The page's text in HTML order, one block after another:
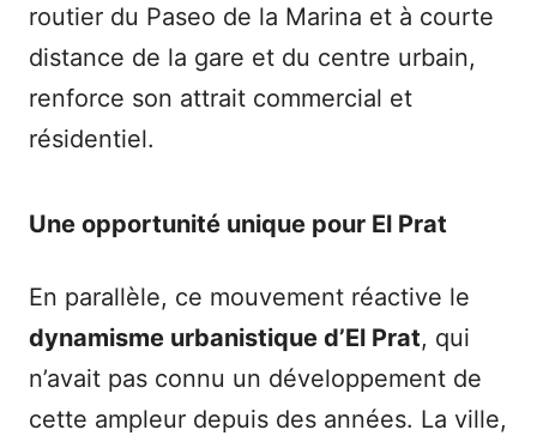
routier du Paseo de la Marina et à courte
distance de la gare et du centre urbain,
renforce son attrait commercial et
résidentiel.
Une opportunité unique pour El Prat
En parallèle, ce mouvement réactive le
dynamisme urbanistique d’El Prat, qui
n’avait pas connu un développement de
cette ampleur depuis des années. La ville,